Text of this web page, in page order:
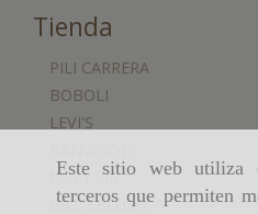
Este sitio web utiliza
terceros que permiten
Tienda
PILI CARRERA
BOBOLI
LEVI'S
MIA Y LIA
BILLIEBLUSH